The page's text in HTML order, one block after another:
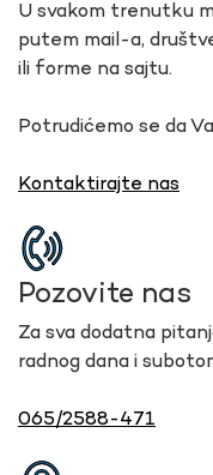
U svakom trenutku
putem mail-a,
ili forme na sajtu.
Potrudićemo se da
Kontaktirajte nas
Pozovite nas
Za sva dodatna
radnog dana i
065/2588-471